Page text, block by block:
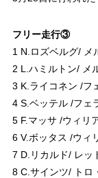
フリー走行③
1 N.ロズベルグ/ メ
2 L.ハミルトン/ メ
3 K.ライコネン /フ
4 S.ベッテル /フェ
5 F.マッサ /ウィリ
6 V.ボッタス /ウィ
7 D.リカルド/ レッ
8 C.サインツ/ トロ